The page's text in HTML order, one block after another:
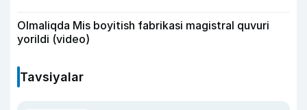
Olmaliqda Mis boyitish fabrikasi magistral quvuri
yorildi (video)
Tavsiyalar